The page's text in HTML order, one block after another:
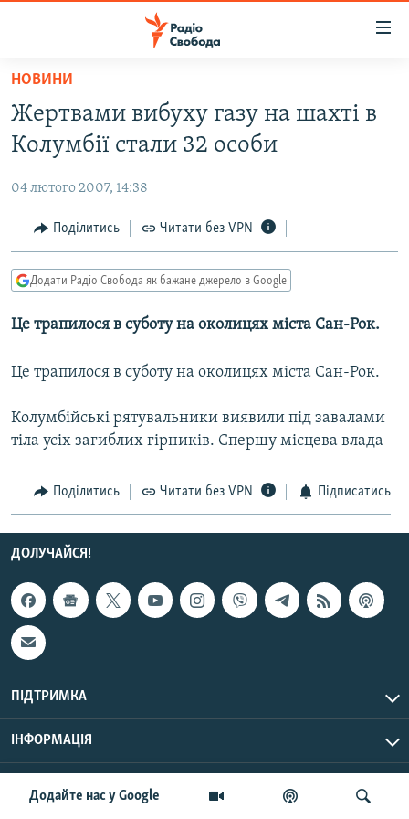
Перейти
основного
матеріалу
Перейти
до
навігації
Перейти
до
РАДІО СВОБОДА – 70 РОКІВ
ВСЕ ЗА ДОБУ
СТАТТІ
ПОЛІТИКА
ЕКОНОМІКА
КУЛЬТУРА
СПОРТ
ВІЙНА
РОСІЙСЬКА «ФІЛЬТРАЦІЯ»
КРИМ.РЕАЛІЇ
ТИ ЯК?
МУЛЬТИМЕДІА
СПЕЦПРОЄКТИ
РУС
УКР
КТАТ
Додайте нас у Google
НОВИНИ
Жертвами вибуху газу на шахті в
Колумбії стали 32 особи
04 лютого 2007, 14:38
Поділитись Читати без VPN
Додати Радіо Свобода як бажане джерело в Google
Це трапилося в суботу на околицях міста Сан-Рок.
Це трапилося в суботу на околицях міста Сан-Рок.
Колумбійські рятувальники виявили під завалами
тіла усіх загиблих гірників. Спершу місцева влада
Поділитись Читати без VPN Підписатись
ДОЛУЧАЙСЯ!
ПІДТРИМКА
ІНФОРМАЦІЯ
© Радіо Свобода, 2026 | Усі права застережено.